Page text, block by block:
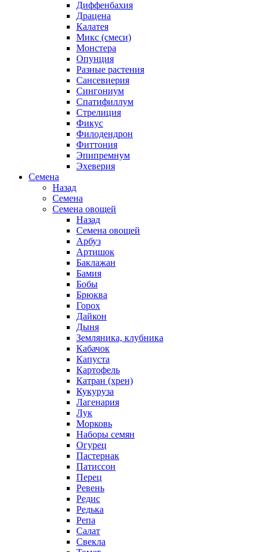
Диффенбахия
Драцена
Калатея
Микс (смеси)
Монстера
Опунция
Разные растения
Сансевиерия
Сингониум
Спатифиллум
Стрелиция
Фикус
Филодендрон
Фиттония
Эпипремнум
Эхеверия
Семена
Назад
Семена
Семена овощей
Назад
Семена овощей
Арбуз
Артишок
Баклажан
Бамия
Бобы
Брюква
Горох
Дайкон
Дыня
Земляника, клубника
Кабачок
Капуста
Картофель
Катран (хрен)
Кукуруза
Лагенария
Лук
Морковь
Наборы семян
Огурец
Пастернак
Патиссон
Перец
Ревень
Редис
Редька
Репа
Салат
Свекла